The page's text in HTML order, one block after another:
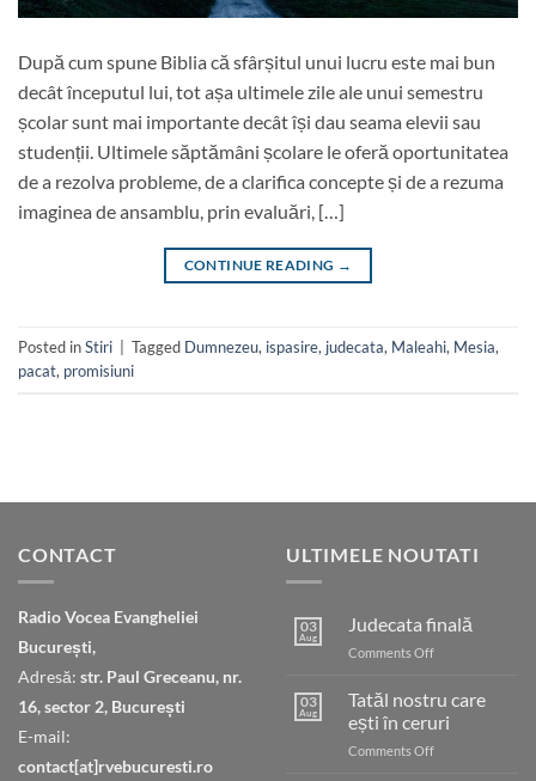
După cum spune Biblia că sfârșitul unui lucru este mai bun
decât începutul lui, tot așa ultimele zile ale unui semestru
școlar sunt mai importante decât își dau seama elevii sau
studenții. Ultimele săptămâni școlare le oferă oportunitatea
de a rezolva probleme, de a clarifica concepte și de a rezuma
imaginea de ansamblu, prin evaluări, […]
CONTINUE READING →
Posted inStiri Tagged Dumnezeu, ispasire, judecata, Maleahi, Mesia,
pacat, promisiuni
CONTACT
Radio Vocea Evangheliei
București,
Adresă: str. Paul Greceanu, nr.
16, sector 2, București
E-mail:
contact[at]rvebucuresti.ro
ULTIMELE NOUTATI
03
Aug
Judecata finală
Comments Offon
03
Aug
Tatăl nostru care
ești în ceruri
Comments Offon